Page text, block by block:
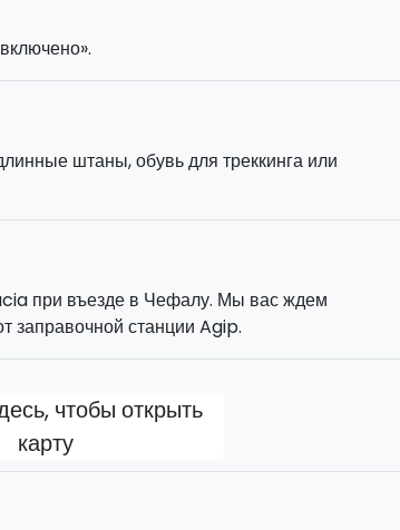
штаны, обувь для треккинга или
при въезде в Чефалу. Мы вас ждем
заправочной станции Agip.
чтобы открыть
карту